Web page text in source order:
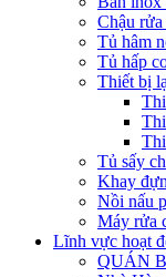
Chậu
Tủ hâm
Tủ hấp
Thiết bị
Tủ sấy
Khay
Nồi nấu
Máy rửa
Lĩnh vực hoạt
QUÁN